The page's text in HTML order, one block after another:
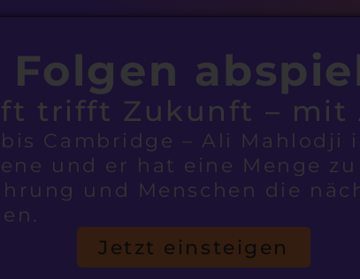
trifft Zukunft – mit
Cambridge – Ali Mahlodji
und er hat eine Menge
und Menschen die
Jetzt einsteigen